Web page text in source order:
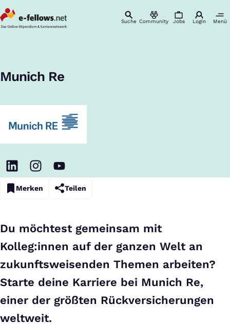
Suche Community Jobs Login Menü
Munich Re
Merken Teilen
Du möchtest gemeinsam mit
Kolleg:innen auf der ganzen Welt an
zukunftsweisenden Themen arbeiten?
Starte deine Karriere bei Munich Re,
einer der größten Rückversicherungen
weltweit.